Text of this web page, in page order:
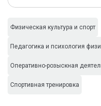
Физическая культура и спорт
Педагогика и психология
Оперативно-розыскная
Спортивная тренировка